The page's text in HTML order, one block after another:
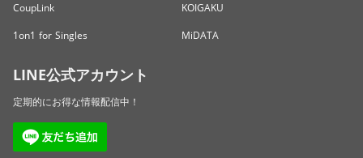
CoupLink
KOIGAKU
1on1 for Singles
MiDATA
LINE公式アカウント
定期的にお得な情報配信中！